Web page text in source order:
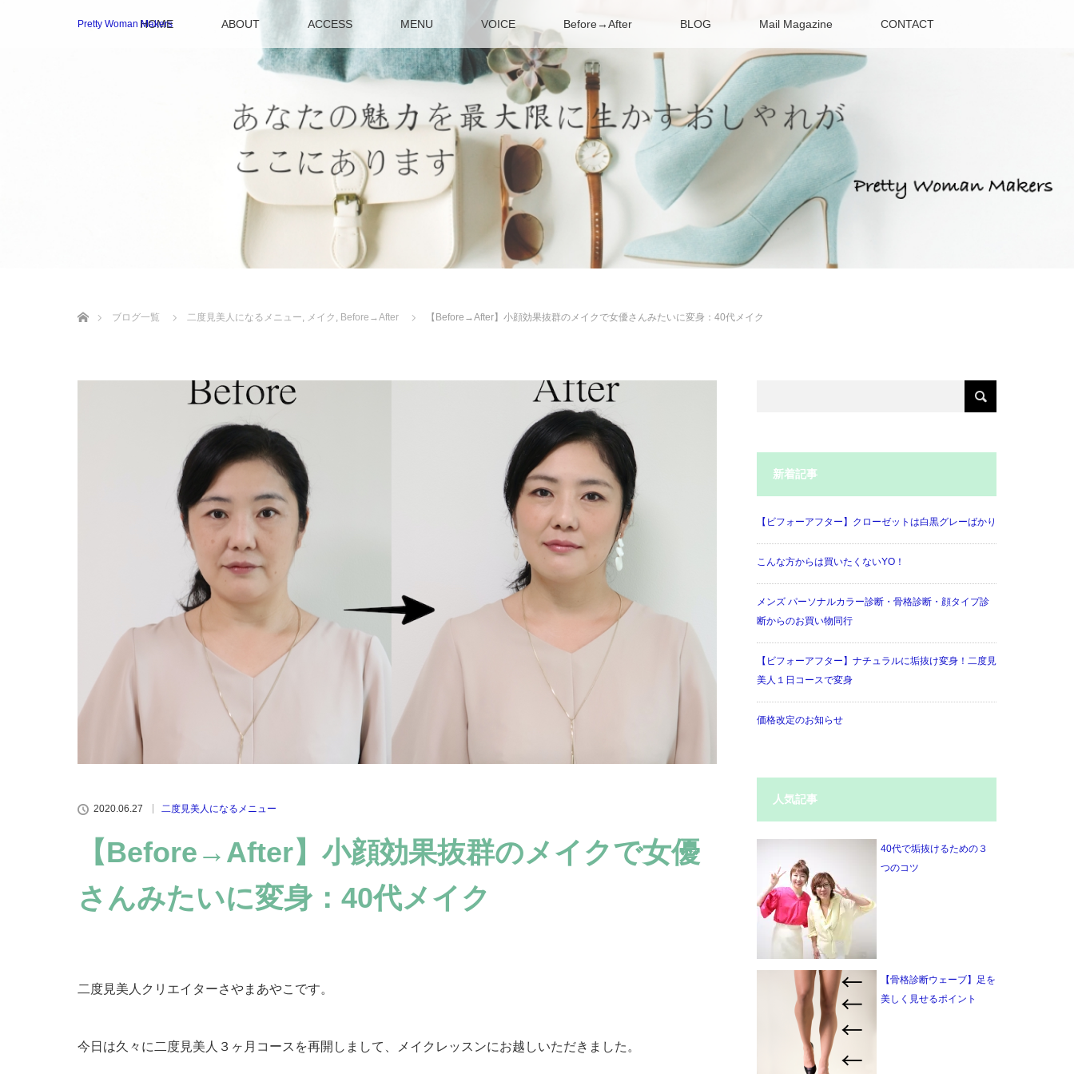
Pretty Woman Makers
HOME ABOUT ACCESS MENU VOICE Before→After BLOG Mail Magazine CONTACT
ブログ一覧
二度見美人になるメニュー, メイク , Before→After 【Before→After】小顔効果抜群のメイクで女優さんみたいに変身：40代メイク
2020.06.27 二度見美人になるメニュー
【Before→After】小顔効果抜群のメイクで女優
さんみたいに変身：40代メイク
二度見美人クリエイターさやまあやこです。
今日は久々に二度見美人３ヶ月コースを再開しまして、メイクレッスンにお越しいただきました。
新着記事
【ビフォーアフター】クローゼットは白黒グレーばかり
こんな方からは買いたくないYO！
メンズ パーソナルカラー診断・骨格診断・顔タイプ診
断からのお買い物同行
【ビフォーアフター】ナチュラルに垢抜け変身！二度見
美人１日コースで変身
価格改定のお知らせ
人気記事
40代で垢抜けるための３
つのコツ
【骨格診断ウェーブ】足を
美しく見せるポイント